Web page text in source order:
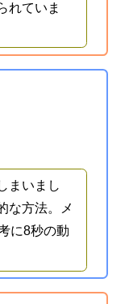
れていま
まいまし
な方法。メ
に8秒の動